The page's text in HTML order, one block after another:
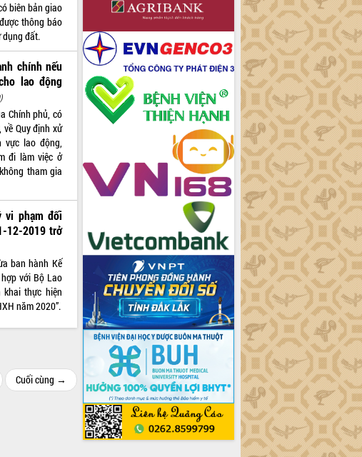
biên bản giao
thông báo
dụng đất.
chính nếu
lao động
Chính phủ, có
Quy định xử
vực lao động,
đi làm việc ở
tham gia
vi phạm đối
12-2019 trở
ban hành Kế
với Bộ Lao
thực hiện
năm 2020”.
Cuối cùng →